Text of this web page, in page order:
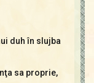
duh în slujba
sa proprie,